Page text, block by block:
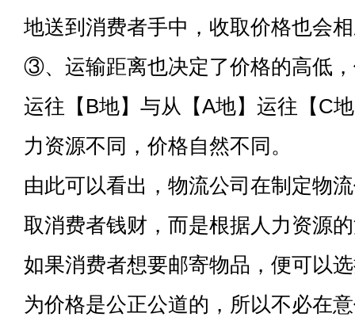
地送到消费者手中，收取价格也会
③、运输距离也决定了价格的高低
运往【B地】与从【A地】运往【C
力资源不同，价格自然不同。
由此可以看出，物流公司在制定物
取消费者钱财，而是根据人力资源
如果消费者想要邮寄物品，便可以
为价格是公正公道的，所以不必在